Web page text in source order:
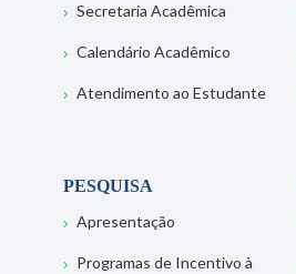
Secretaria Acadêmica
Calendário Acadêmico
Atendimento ao Estudante
PESQUISA
Apresentação
Programas de Incentivo à